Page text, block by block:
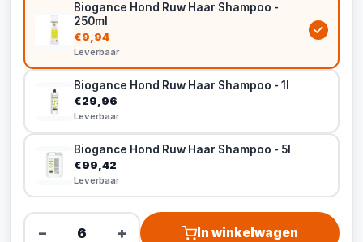
Biogance Hond Ruw Haar Shampoo -
250ml
€9,94
Leverbaar
Biogance Hond Ruw Haar Shampoo - 1l
€29,96
Leverbaar
Biogance Hond Ruw Haar Shampoo - 5l
€99,42
Leverbaar
− + In winkelwagen